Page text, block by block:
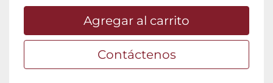
Agregar al carrito
Contáctenos